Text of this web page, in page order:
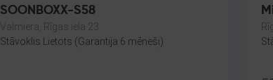
SOONBOXX-S58
Valmiera, Rīgas iela 23
Stāvoklis Lietots (Garantija 6 mēneši)